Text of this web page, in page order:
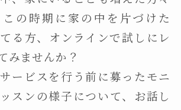
この時期に家の中を片づけた
る方、オンラインで試しにレ
みませんか？
ービスを行う前に募ったモニ
スンの様子について、お話し